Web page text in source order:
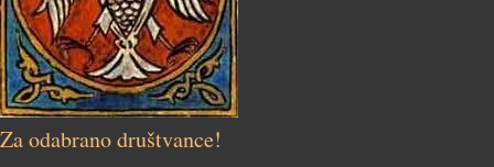
Za odabrano društvance!